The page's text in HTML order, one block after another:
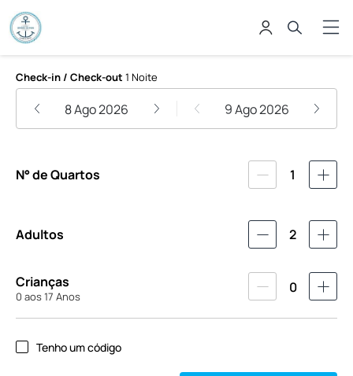
Pousada Irmãos do Mar
Check-in / Check-out 1 Noite
8 Ago 2026 9 Ago 2026
N° de Quartos 1
Adultos 2
Crianças
0 aos 17 Anos
0
Tenho um código